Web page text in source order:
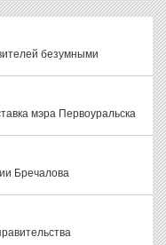
безумными
мэра Первоуральска
Бречалова